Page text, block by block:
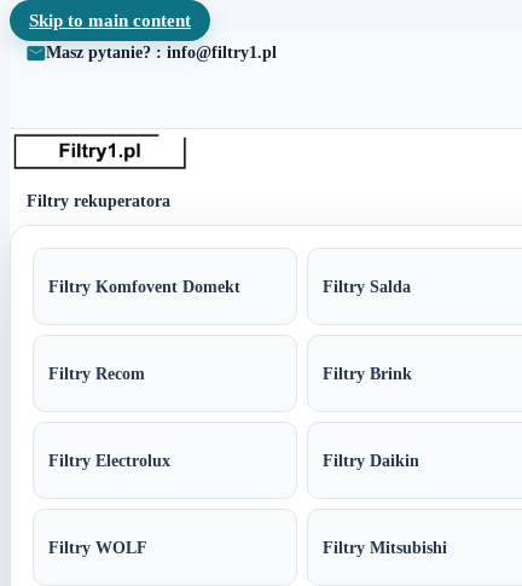
Skip to main content
Masz pytanie? : info@filtry1.pl
Filtry rekuperatora
Filtry Komfovent Domekt Filtry Salda
Filtry Recom Filtry Brink
Filtry Electrolux Filtry Daikin
Filtry WOLF Filtry Mitsubishi